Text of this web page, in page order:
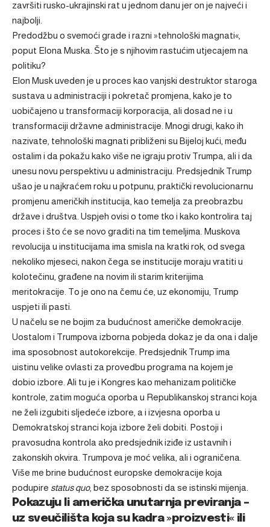
završiti rusko-ukrajinski rat u jednom danu jer on je najveći i
najbolji.
Predodžbu o svemoći grade i razni »tehnološki magnati«,
poput Elona Muska. Što je s njihovim rastućim utjecajem na
politiku?
Elon Musk uveden je u proces kao vanjski destruktor staroga
sustava u administraciji i pokretač promjena, kako je to
uobičajeno u transformaciji korporacija, ali dosad ne i u
transformaciji državne administracije. Mnogi drugi, kako ih
nazivate, tehnološki magnati približeni su Bijeloj kući, među
ostalim i da pokažu kako više ne igraju protiv Trumpa, ali i da
unesu novu perspektivu u administraciju. Predsjednik Trump
ušao je u najkraćem roku u potpunu, praktički revolucionarnu
promjenu američkih institucija, kao temelja za preobrazbu
države i društva. Uspjeh ovisi o tome tko i kako kontrolira taj
proces i što će se novo graditi na tim temeljima. Muskova
revolucija u institucijama ima smisla na kratki rok, od svega
nekoliko mjeseci, nakon čega se institucije moraju vratiti u
kolotečinu, građene na novim ili starim kriterijima
meritokracije. To je ono na čemu će, uz ekonomiju, Trump
uspjeti ili pasti.
U načelu se ne bojim za budućnost američke demokracije.
Uostalom i Trumpova izborna pobjeda dokaz je da ona i dalje
ima sposobnost autokorekcije. Predsjednik Trump ima
uistinu velike ovlasti za provedbu programa na kojem je
dobio izbore. Ali tu je i Kongres kao mehanizam političke
kontrole, zatim moguća oporba u Republikanskoj stranci koja
ne želi izgubiti sljedeće izbore, a i izvjesna oporba u
Demokratskoj stranci koja izbore želi dobiti. Postoji i
pravosudna kontrola ako predsjednik iziđe iz ustavnih i
zakonskih okvira. Trumpova je moć velika, ali i ograničena.
Više me brine budućnost europske demokracije koja
podupire status quo, bez sposobnosti da se istinski mijenja.
Pokazuju li američka unutarnja previranja –
uz sveučilišta koja su kadra »proizvesti« ili